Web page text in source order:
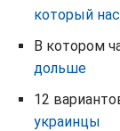
который
В котором
дольше
12
украинцы